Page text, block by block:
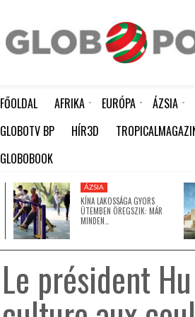
FŐOLDAL AFRIKA EURÓPA ÁZSIA
GLOBOTV BP HÍR3D
GLOBOBOOK
ÁZSIA
KÍNA LAKOSSÁGA GYORS
ÜTEMBEN ÖREGSZIK: MÁR
MINDEN…
Le président